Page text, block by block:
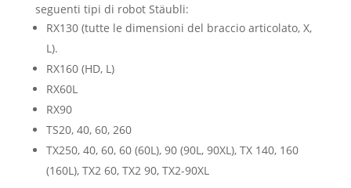
seguenti tipi di robot Stäubli:
RX130 (tutte le dimensioni del braccio articolato, X,
L).
RX160 (HD, L)
RX60L
RX90
TS20, 40, 60, 260
TX250, 40, 60, 60 (60L), 90 (90L, 90XL), TX 140, 160
(160L), TX2 60, TX2 90, TX2-90XL